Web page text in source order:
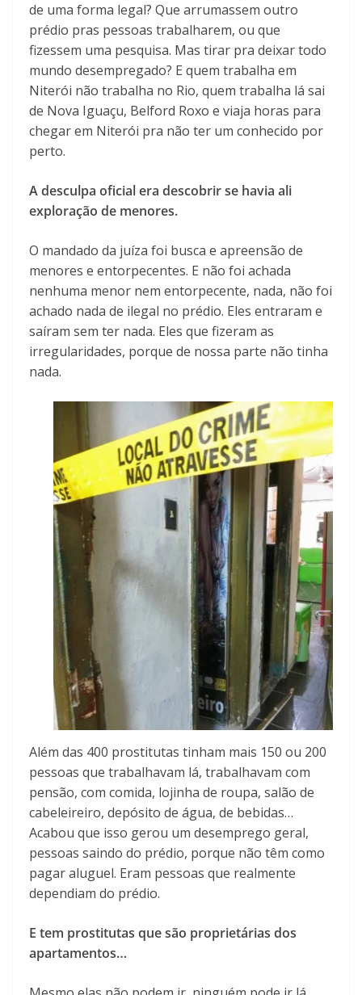
de uma forma legal? Que arrumassem outro
prédio pras pessoas trabalharem, ou que
fizessem uma pesquisa. Mas tirar pra deixar todo
mundo desempregado? E quem trabalha em
Niterói não trabalha no Rio, quem trabalha lá sai
de Nova Iguaçu, Belford Roxo e viaja horas para
chegar em Niterói pra não ter um conhecido por
perto.
A desculpa oficial era descobrir se havia ali
exploração de menores.
O mandado da juíza foi busca e apreensão de
menores e entorpecentes. E não foi achada
nenhuma menor nem entorpecente, nada, não foi
achado nada de ilegal no prédio. Eles entraram e
saíram sem ter nada. Eles que fizeram as
irregularidades, porque de nossa parte não tinha
nada.
Além das 400 prostitutas tinham mais 150 ou 200
pessoas que trabalhavam lá, trabalhavam com
pensão, com comida, lojinha de roupa, salão de
cabeleireiro, depósito de água, de bebidas…
Acabou que isso gerou um desemprego geral,
pessoas saindo do prédio, porque não têm como
pagar aluguel. Eram pessoas que realmente
dependiam do prédio.
E tem prostitutas que são proprietárias dos
apartamentos…